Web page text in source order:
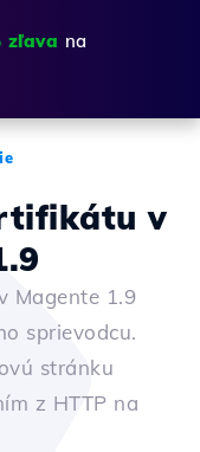
zľava na
v
Magente 1.9
sprievodcu.
stránku
z HTTP na